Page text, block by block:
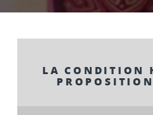
LA CONDITION